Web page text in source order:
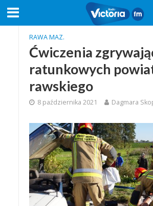
RAWA MAZ.
Ćwiczenia
ratunkowych
rawskiego
8 października 2021 Dagmara